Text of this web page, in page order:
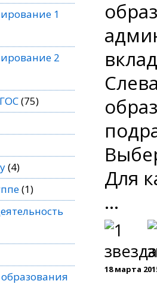
Для
...
18 марта
1
2
(75)
(4)
(1)